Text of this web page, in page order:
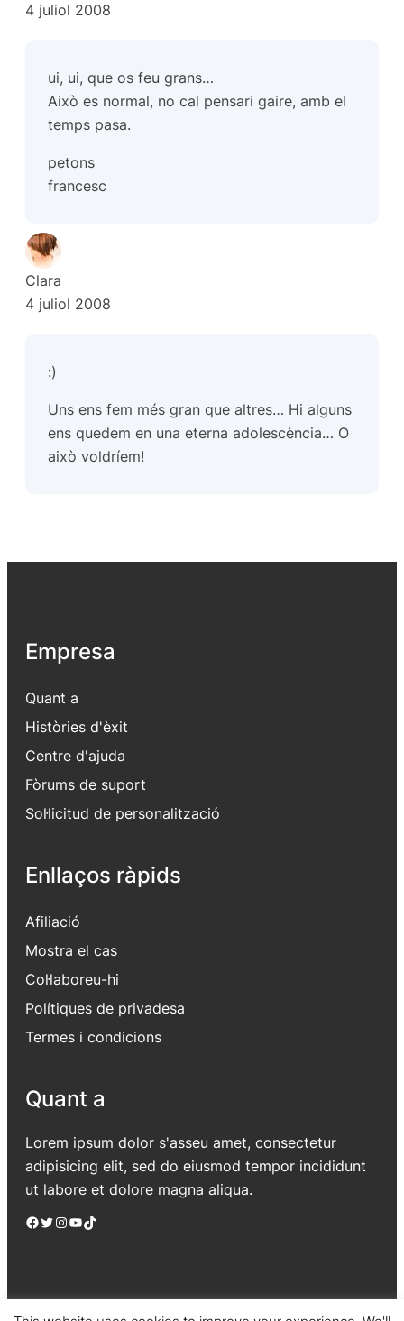
4 juliol 2008
ui, ui, que os feu grans…
Això es normal, no cal pensari gaire, amb el
temps pasa.
petons
francesc
Clara
4 juliol 2008
:)
Uns ens fem més gran que altres… Hi alguns
ens quedem en una eterna adolescència… O
això voldríem!
Empresa
Quant a
Històries d'èxit
Centre d'ajuda
Fòrums de suport
Sol·licitud de personalització
Enllaços ràpids
Afiliació
Mostra el cas
Col·laboreu-hi
Polítiques de privadesa
Termes i condicions
Quant a
Lorem ipsum dolor s'asseu amet, consectetur
adipisicing elit, sed do eiusmod tempor incididunt
ut labore et dolore magna aliqua.
Facebook Twitter Instagram YouTube TikTok